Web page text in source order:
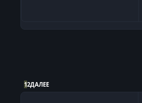
12ДАЛЕЕ